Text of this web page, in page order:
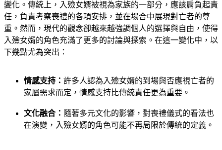
變化。傳統上，入殮女婿被視為家族的一部分，應該肩負起責
任，負責考察喪禮的各項安排，並在場合中展現對亡者的尊
重。然而，現代的觀念卻越來越強調個人的選擇與自由，使得
入殮女婿的角色充滿了更多的討論與探索。在這一變化中，以
下幾點尤為突出：
情感支持： 許多人認為入殮女婿的到場與否應視亡者的
家屬需求而定，情感支持比傳統責任更為重要。
文化融合： 隨著多元文化的影響，對喪禮儀式的看法也
在演變，入殮女婿的角色可能不再局限於傳統的定義。